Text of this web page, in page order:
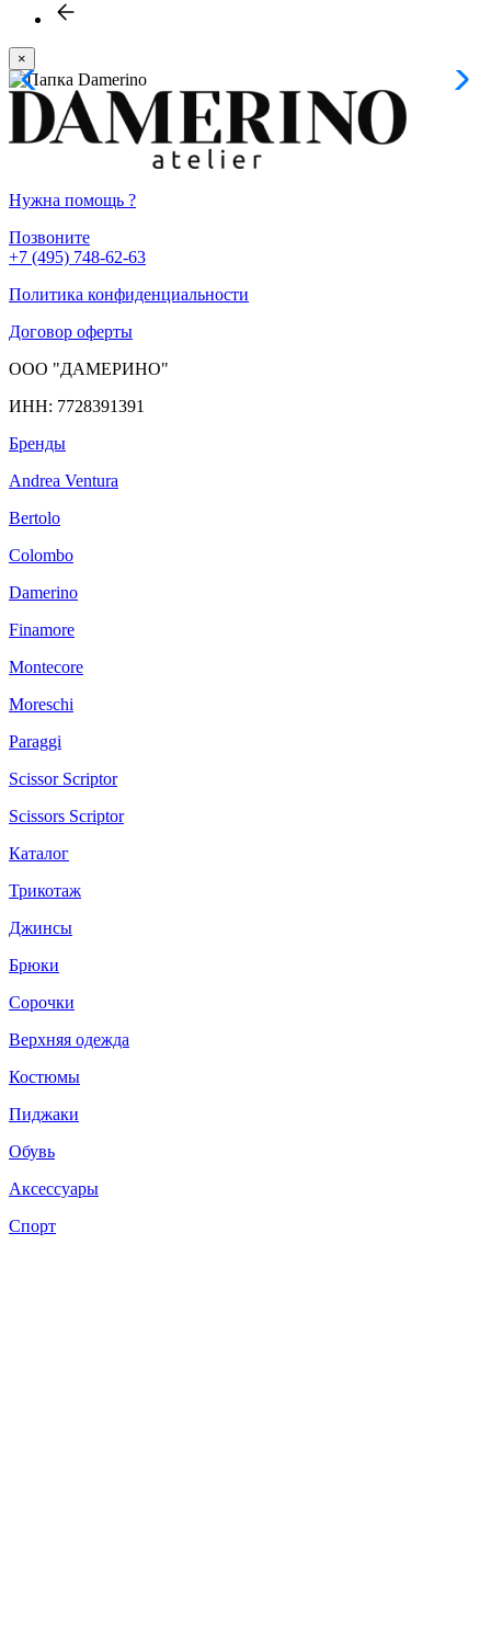
×
Нужна помощь ?
Позвоните
+7 (495) 748-62-63
Политика конфиденциальности
Договор оферты
ООО "ДАМЕРИНО"
ИНН: 7728391391
Бренды
Andrea Ventura
Bertolo
Colombo
Damerino
Finamore
Montecore
Moreschi
Paraggi
Scissor Scriptor
Scissors Scriptor
Каталог
Трикотаж
Джинсы
Брюки
Сорочки
Верхняя одежда
Костюмы
Пиджаки
Обувь
Аксессуары
Спорт